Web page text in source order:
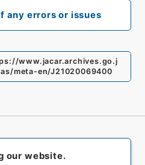
any errors or issues
www.jacar.archives.go.j
meta-en/J21020069400
our website.